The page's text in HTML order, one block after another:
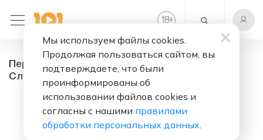
18+
Первое Медицинское Радио - радио онлайн.
Слушать бесплатно
Мы используем файлы cookies.
Продолжая пользоваться сайтом, вы
подтверждаете, что были
проинформированы об
использовании файлов cookies и
согласны с нашими правилами
обработки персональных данных.